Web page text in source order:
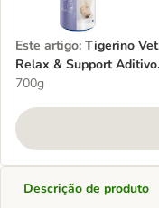
Este artigo: Tigerino Vet
Relax & Support Aditivo
para areia de gatos
700g
Descrição de produto